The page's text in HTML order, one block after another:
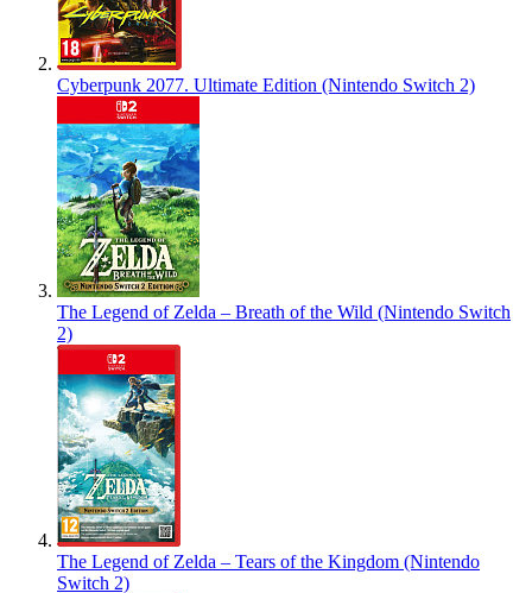
Cyberpunk 2077. Ultimate Edition (Nintendo Switch 2)
The Legend of Zelda – Breath of the Wild (Nintendo Switch
2)
The Legend of Zelda – Tears of the Kingdom (Nintendo
Switch 2)